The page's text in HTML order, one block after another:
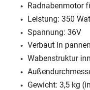
Radnabenmotor
Leistung: 350
Spannung: 36V
Verbaut in
Wabenstruktur
Gewicht: 3,5 kg